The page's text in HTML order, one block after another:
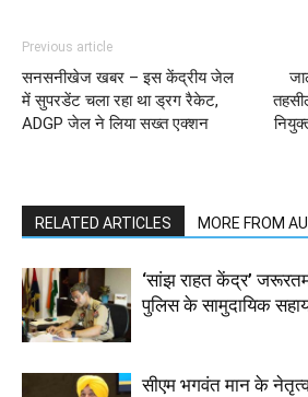
Previous article
सनसनीखेज खबर – इस केंद्रीय जेल
में सुपरडेंट चला रहा था ड्रग रैकेट,
ADGP जेल ने लिया सख्त एक्शन
RELATED ARTICLES MORE FROM
‘सांझ राहत केंद्र’
पुलिस के सामुदायिक
सीएम भगवंत मान के नेतृत्व